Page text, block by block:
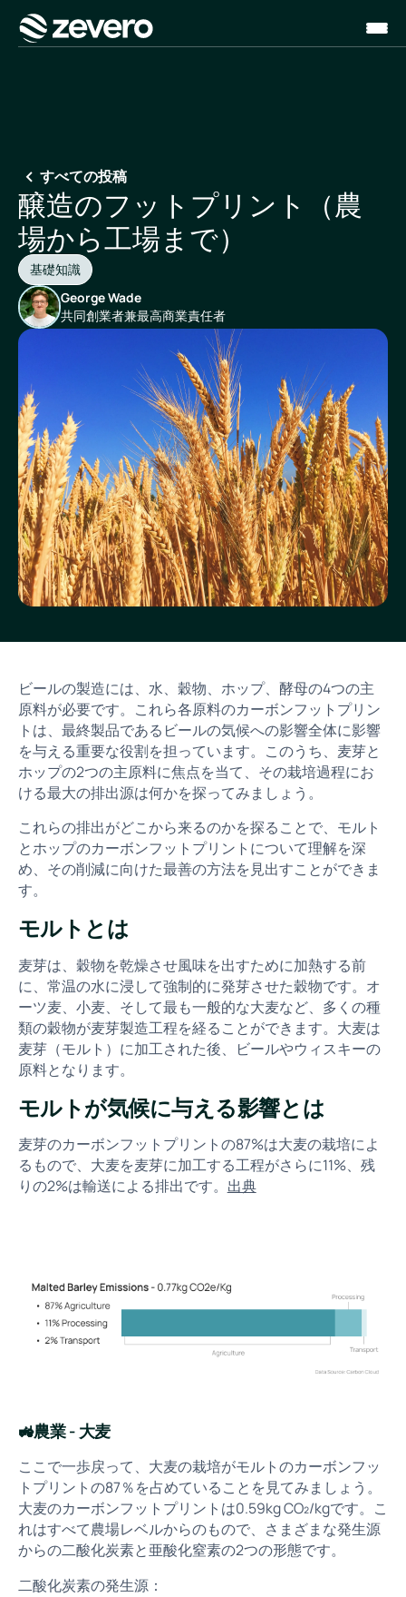
ホーム
すべての投稿
醸造のフットプリント（農
場から工場まで）
基礎知識
George Wade
共同創業者兼最高商業責任者
ビールの製造には、水、穀物、ホップ、酵母の4つの主
原料が必要です。これら各原料のカーボンフットプリン
トは、最終製品であるビールの気候への影響全体に影響
を与える重要な役割を担っています。このうち、麦芽と
ホップの2つの主原料に焦点を当て、その栽培過程にお
ける最大の排出源は何かを探ってみましょう。
これらの排出がどこから来るのかを探ることで、モルト
とホップのカーボンフットプリントについて理解を深
め、その削減に向けた最善の方法を見出すことができま
す。
モルトとは
麦芽は、穀物を乾燥させ風味を出すために加熱する前
に、常温の水に浸して強制的に発芽させた穀物です。オ
ーツ麦、小麦、そして最も一般的な大麦など、多くの種
類の穀物が麦芽製造工程を経ることができます。大麦は
麦芽（モルト）に加工された後、ビールやウィスキーの
原料となります。
モルトが気候に与える影響とは
麦芽のカーボンフットプリントの87%は大麦の栽培によ
るもので、大麦を麦芽に加工する工程がさらに11%、残
りの2%は輸送による排出です。 出典
🚜農業 - 大麦
ここで一歩戻って、大麦の栽培がモルトのカーボンフッ
トプリントの87％を占めていることを見てみましょう。
大麦のカーボンフットプリントは0.59kg CO₂/kgです。こ
れはすべて農場レベルからのもので、さまざまな発生源
からの二酸化炭素と亜酸化窒素の2つの形態です。
二酸化炭素の発生源：